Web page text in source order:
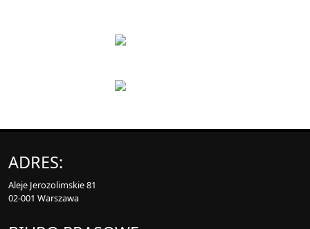
ADRES:
Aleje Jerozolimskie 81
02-001 Warszawa